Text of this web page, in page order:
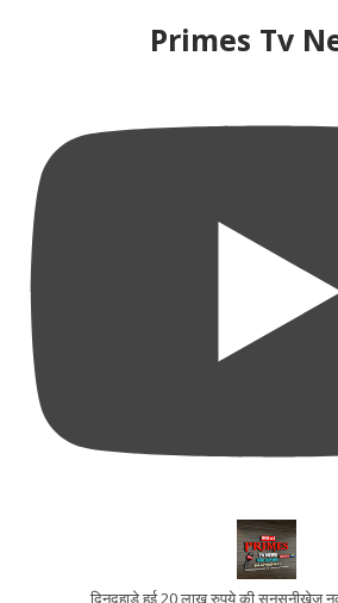
Primes Tv
दिनदहाड़े हुई 20 लाख रुपये की सनसनीखेज